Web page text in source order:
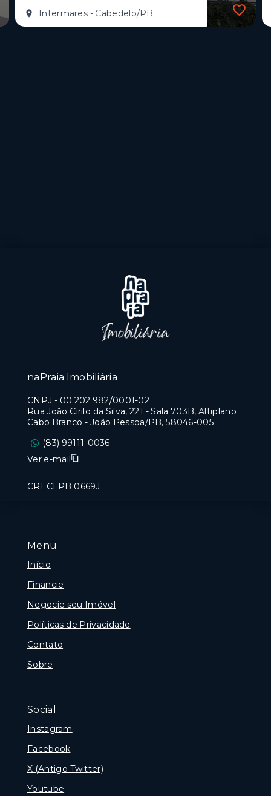
Intermares - Cabedelo/PB
Menu
Início
Financie
Negocie seu Imóvel
Políticas de Privacidade
Contato
Sobre
Social
Instagram
Facebook
X (Antigo Twitter)
Youtube
naPraia Imobiliária
CNPJ - 00.202.982/0001-02
Rua João Cirilo da Silva, 221 - Sala 703B, Altiplano
Cabo Branco - João Pessoa/PB, 58046-005
(83) 99111-0036
Ver e-mail
CRECI PB 0669J